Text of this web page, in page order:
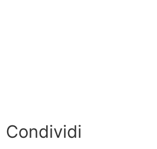
Condividi